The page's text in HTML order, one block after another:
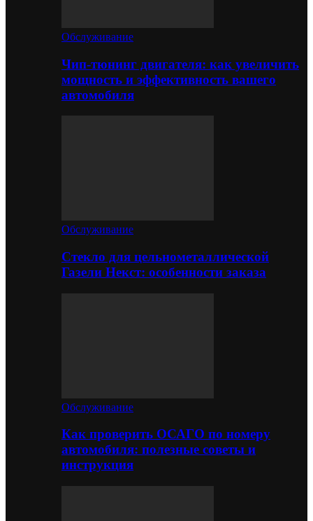
Обслуживание
Чип-тюнинг двигателя: как увеличить
мощность и эффективность вашего
автомобиля
Обслуживание
Стекло для цельнометаллической
Газели Некст: особенности заказа
Обслуживание
Как проверить ОСАГО по номеру
автомобиля: полезные советы и
инструкция